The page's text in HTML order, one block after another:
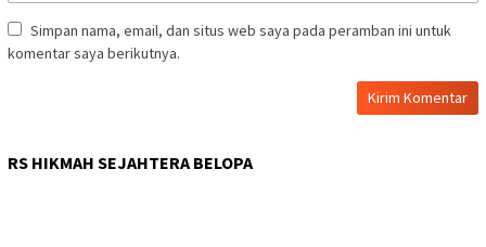
Simpan nama, email, dan situs web saya pada peramban ini untuk
komentar saya berikutnya.
RS HIKMAH SEJAHTERA BELOPA